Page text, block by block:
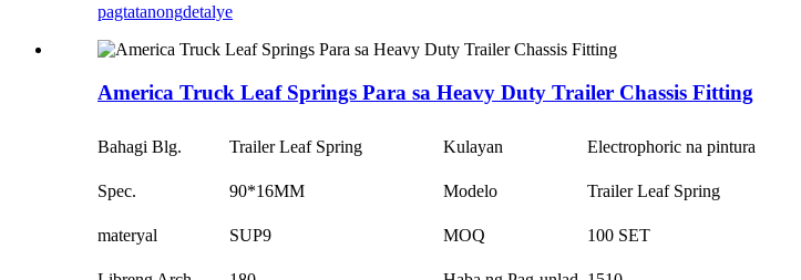
pagtatanongdetalye
America Truck Leaf Springs Para sa Heavy Duty Trailer Chassis Fitting
Bahagi Blg. Trailer Leaf Spring Kulayan Electrophoric na pintura
Spec. 90*16MM Modelo Trailer Leaf Spring
materyal SUP9 MOQ 100 SET